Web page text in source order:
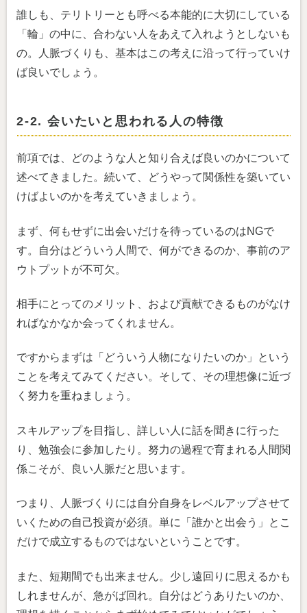
誰しも、テリトリーとも呼べる本能的に大切にしている
「輪」の中に、合わない人をあえて入れようとしないも
の。人脈づくりも、基本はこの考えに沿って行っていけ
ば良いでしょう。
2-2. 会いたいと思われる人の特徴
前項では、どのような人と知り合えば良いのかについて
述べてきました。続いて、どうやって関係性を築いてい
けばよいのかを考えていきましょう。
まず、何もせずに出会いだけを待っているのはNGで
す。自分はどういう人間で、何ができるのか、事前のア
ウトプットが不可欠。
相手にとってのメリット、および貢献できるものがなけ
ればなかなか会ってくれません。
ですからまずは「どういう人物になりたいのか」という
ことを考えてみてください。そして、その理想像に近づ
く努力を重ねましょう。
スキルアップを目指し、詳しい人に話を聞きに行った
り、勉強会に参加したり。努力の過程で育まれる人間関
係こそが、良い人脈だと思います。
つまり、人脈づくりには自分自身をレベルアップさせて
いくための自己投資が必須。単に「誰かと出会う」とこ
だけで成立するものではないということです。
また、短期間でも出来ません。少し遠回りに思えるかも
しれませんが、急がば回れ。自分はどうありたいのか、